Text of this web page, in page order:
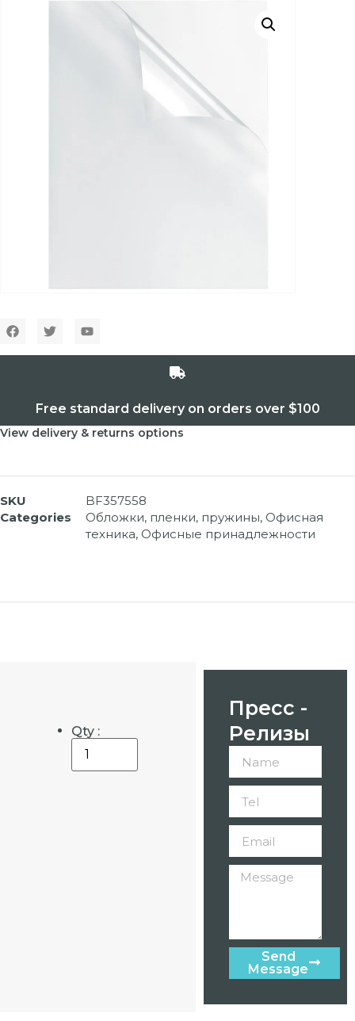
Free standard delivery on orders over $100
View delivery & returns options
SKU
BF357558
Categories
Обложки, пленки, пружины, Офисная
техника, Офисные принадлежности
Qty :
Пресс -
Релизы
Send
Message